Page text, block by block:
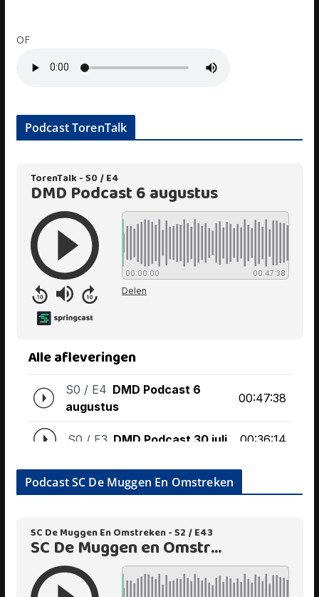
OF
Podcast TorenTalk
Podcast SC De Muggen En Omstreken